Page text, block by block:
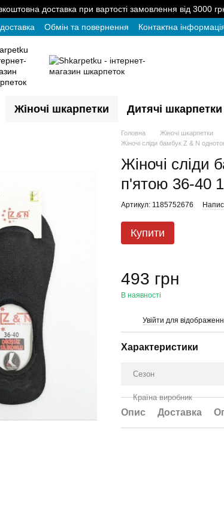
доставка при вартості замовлення від 3000
Обмін та повернення Контактна
Жіночі шкарпетки Дитячі шкарпетки
Головна Жіночі шкарпетки
Жіночі сліди бамбук Z & N
Жіночі сліди
п'ятою 36-40
Артикул: 1185752676
Купити
493 грн
В наявності
Увійти для
Характеристики
Сезон
Країна виробник
Опис Доставка